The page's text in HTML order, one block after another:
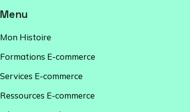
Menu
Mon Histoire
Formations E-commerce
Services E-commerce
Ressources E-commerce